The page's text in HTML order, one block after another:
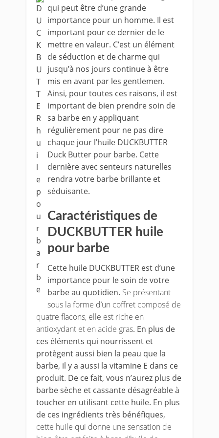
qui peut être d’une grande
importance pour un homme. Il est
important pour ce dernier de le
mettre en valeur. C’est un élément
de séduction et de charme qui
jusqu’à nos jours continue à être
mis en avant par les gentlemen.
Ainsi, pour toutes ces raisons, il est
important de bien prendre soin de
sa barbe en y appliquant
régulièrement pour ne pas dire
chaque jour l’huile DUCKBUTTER
Duck Butter pour barbe. Cette
dernière avec senteurs naturelles
rendra votre barbe brillante et
séduisante.
Caractéristiques de
DUCKBUTTER huile
pour barbe
Cette huile DUCKBUTTER est d’une
importance pour le soin de votre
barbe au quotidien. Se présentant
sous la forme d’un coffret composé de
quatre flacons, elle est riche en
antioxydant et en acide gras. En plus de
ces éléments qui nourrissent et
protègent aussi bien la peau que la
barbe, il y a aussi la vitamine E dans ce
produit. De ce fait, vous n’aurez plus de
barbe sèche et cassante désagréable à
toucher en utilisant cette huile. En plus
de ces ingrédients très bénéfiques,
cette huile qui donne une sensation de